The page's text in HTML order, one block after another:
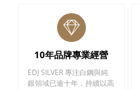
10年品牌專業經營
EDJ SILVER 專注白鋼與純
銀領域已逾十年，持續以高